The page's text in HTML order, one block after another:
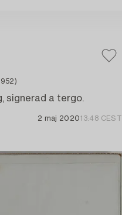
signerad a tergo.
2 maj 202013:48 CEST